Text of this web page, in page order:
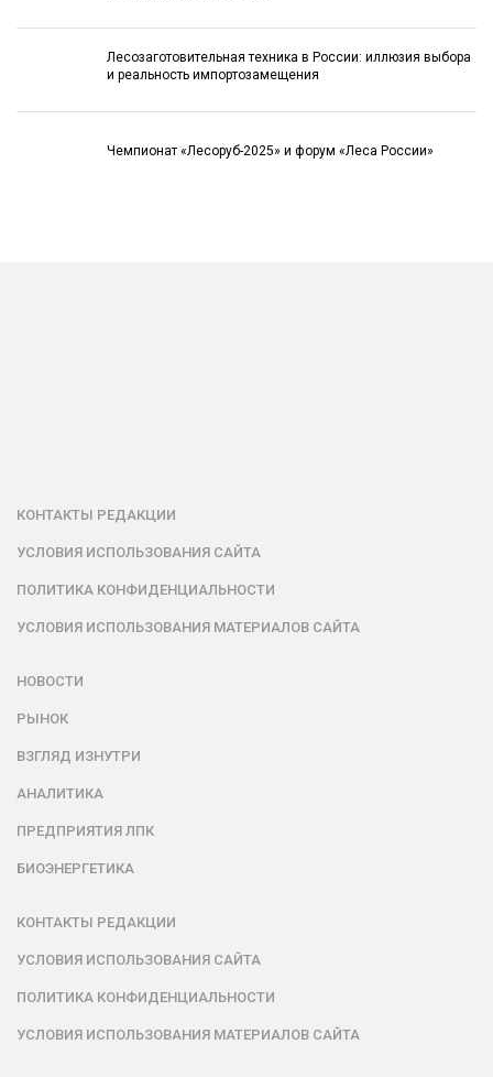
Лесозаготовительная техника в России: иллюзия выбора
и реальность импортозамещения
Чемпионат «Лесоруб-2025» и форум «Леса России»
КОНТАКТЫ РЕДАКЦИИ
УСЛОВИЯ ИСПОЛЬЗОВАНИЯ САЙТА
ПОЛИТИКА КОНФИДЕНЦИАЛЬНОСТИ
УСЛОВИЯ ИСПОЛЬЗОВАНИЯ МАТЕРИАЛОВ САЙТА
НОВОСТИ
РЫНОК
ВЗГЛЯД ИЗНУТРИ
АНАЛИТИКА
ПРЕДПРИЯТИЯ ЛПК
БИОЭНЕРГЕТИКА
КОНТАКТЫ РЕДАКЦИИ
УСЛОВИЯ ИСПОЛЬЗОВАНИЯ САЙТА
ПОЛИТИКА КОНФИДЕНЦИАЛЬНОСТИ
УСЛОВИЯ ИСПОЛЬЗОВАНИЯ МАТЕРИАЛОВ САЙТА